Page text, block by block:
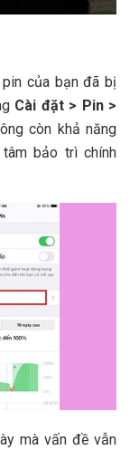
của bạn đã bị
Cài đặt > Pin >
còn khả năng
bảo trì chính
mà vấn đề vẫn